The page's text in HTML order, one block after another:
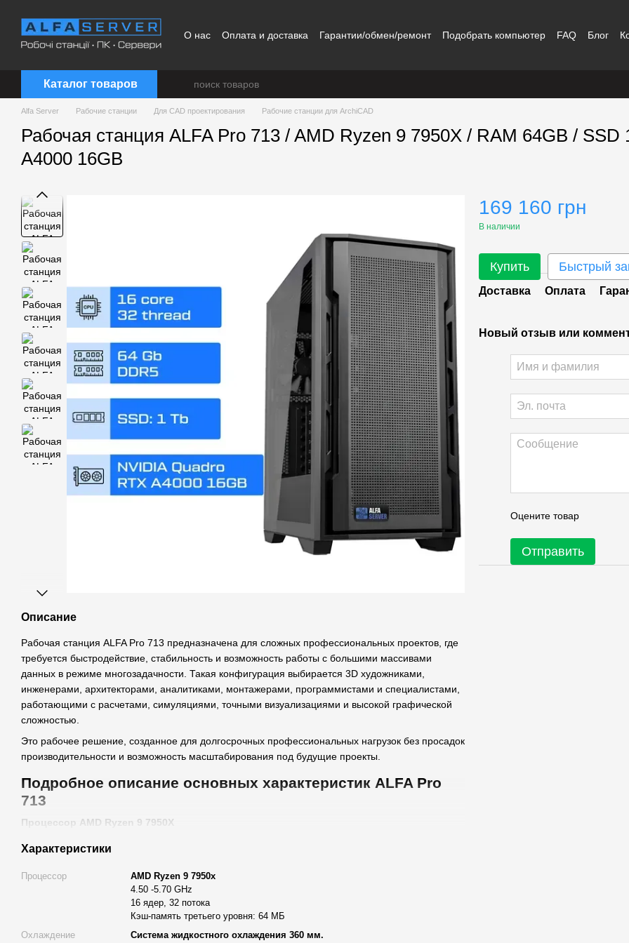
О нас Оплата и доставка Гарантии/обмен/ремонт Подобрать компьютер FAQ Блог
Каталог товаров
Alfa Server Рабочие станции Для CAD проектирования Рабочие станции для ArchiCAD
Рабочая станция ALFA Pro 713 / AMD Ryzen 9 7950X / RAM 64GB /
A4000 16GB
Описание
Рабочая станция ALFA Pro 713 предназначена для сложных профессиональных проектов, где
требуется быстродействие, стабильность и возможность работы с большими массивами
данных в режиме многозадачности. Такая конфигурация выбирается 3D художниками,
инженерами, архитекторами, аналитиками, монтажерами, программистами и специалистами,
работающими с расчетами, симуляциями, точными визуализациями и высокой графической
сложностью.
Это рабочее решение, созданное для долгосрочных профессиональных нагрузок без просадок
производительности и возможность масштабирования под будущие проекты.
Подробное описание основных характеристик ALFA Pro
713
Процессор AMD Ryzen 9 7950X
Центральным элементом системы является процессор AMD Ryzen 9 7950X, способный
Он оснащен 16 ядрами и 32 потоками, что обеспечивает:
быстрая работа в 3D-рендере;
эффективность в CAD/BIM-проектах;
Характеристики
Процессор
AMD Ryzen 9 7950x
4.50 -5.70 GHz
16 ядер, 32 потока
Кэш-память третьего уровня: 64 МБ
Охлаждение
Система жидкостного охлаждения 360 мм.
169 160 грн
В наличии
Купить Быстрый
Доставка Оплата
Новый отзыв или
Оцените товар
Отправить